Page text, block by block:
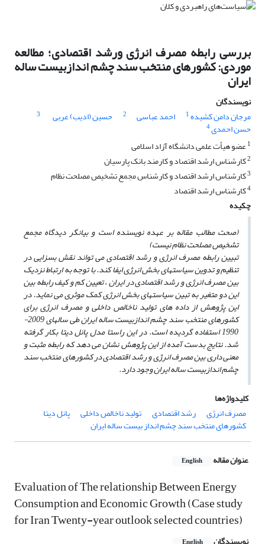
بررسی رابطه مصرف انرژی ورشد اقتصادی؛ مطالعه
موردی: کشورهای منتخب سند چشم اندازبیست ساله
ایران
نویسندگان
مرجان دامن کشیده1 احمد عباسی 2 حسین (ادیب) عربی 3
حسن احمدی4
1عضو هیأت علمی دانشگاه آزاد اسلامی
2کارشناس ارشد اقتصاد و کارمند بانک پارسیان
3کارشناس ارشد اقتصاد و کارشناس مجمع تشخیص مصلحت نظام
4کارشناس ارشد اقتصاد
چکیده
(صحت مطالب مقاله بر عهده نویسنده است و بیانگر دیدگاه مجمع
تشخیص مصلحت نظام نیست)
تبیین رابطه مصرف انرژی و رشد اقتصادی می تواند نقش بسزایی در
تنظیم و تدوین سیاستهای بخش انرژی ایفا کند. با توجه به ارتباط نزدیک
بین مصرف انرژی و رشد اقتصادی در ایران ، تعیین کم و کیف رابطه بین
این دو متغیر به تبین سیاستهای بخش انرژی کمک موثری می نماید. در
این پژوهش از داده های تولید ناخالص داخلی و مصرف انرژی برای
کشورهای منتخب سند چشم اندازبیست ساله ایران طی سالهای 2009-
1990 استفاده گردیده است. در این راستا مدل پانل دیتا بکار گرفته
شد. نتایج بدست آمده از این پژوهش نشان می دهد که رابطه مثبت و
معنی داری بین مصرف انرژی و رشد اقتصادی در کشورهای منتخب سند
چشم اندازبیست ساله ایران وجود دارد.
کلیدواژه‌ها
مصرف انرژی
رشد اقتصادی تولید ناخالص داخلی پانل دیتا
کشورهای منتخب سند چشم انداز بیست ساله ایران
عنوان مقاله English
Evaluation of The relationship Between Energy
Consumption and Economic Growth (Case study
for Iran Twenty-year outlook selected countries)